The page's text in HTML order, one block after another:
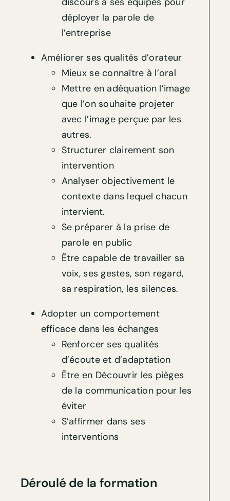
déployer la parole de
l’entreprise
Améliorer ses qualités d’orateur
Mieux se connaître à l’oral
Mettre en adéquation l’image
que l’on souhaite projeter
avec l’image perçue par les
autres.
Structurer clairement son
intervention
Analyser objectivement le
contexte dans lequel chacun
intervient.
Se préparer à la prise de
parole en public
Être capable de travailler sa
voix, ses gestes, son regard,
sa respiration, les silences.
Adopter un comportement
efficace dans les échanges
Renforcer ses qualités
d’écoute et d’adaptation
Être en Découvrir les pièges
de la communication pour les
éviter
S’affirmer dans ses
interventions
Déroulé de la formation